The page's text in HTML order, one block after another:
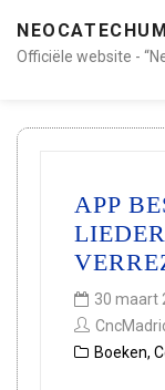
Officiële website -
APP
30 maart
Boeken,